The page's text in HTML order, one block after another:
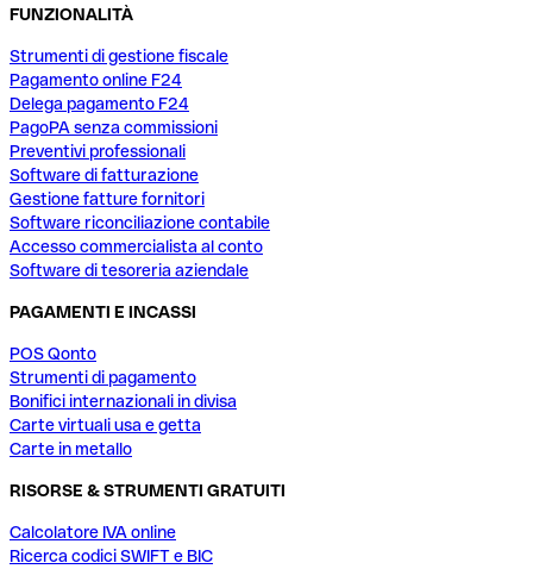
FUNZIONALITÀ
Strumenti di gestione fiscale
Pagamento online F24
Delega pagamento F24
PagoPA senza commissioni
Preventivi professionali
Software di fatturazione
Gestione fatture fornitori
Software riconciliazione contabile
Accesso commercialista al conto
Software di tesoreria aziendale
PAGAMENTI E INCASSI
POS Qonto
Strumenti di pagamento
Bonifici internazionali in divisa
Carte virtuali usa e getta
Carte in metallo
RISORSE & STRUMENTI GRATUITI
Calcolatore IVA online
Ricerca codici SWIFT e BIC